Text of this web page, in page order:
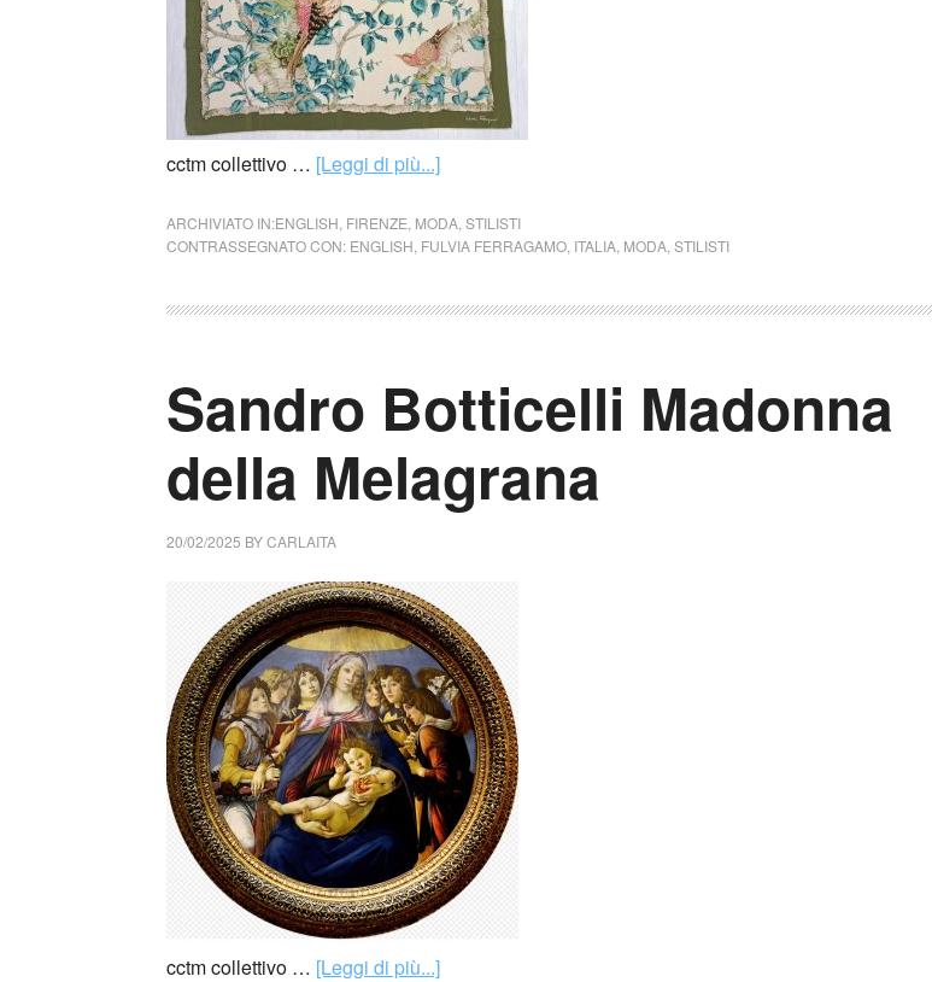
cctm collettivo … [Leggi di più...]
ARCHIVIATO IN:ENGLISH FIRENZE MODA STILISTI
CONTRASSEGNATO CON: ENGLISH FULVIA FERRAGAMO ITALIA MODA STILISTI
Sandro Botticelli Madonna
della Melagrana
20/02/2025 BYCARLAITA
cctm collettivo … [Leggi di più...]